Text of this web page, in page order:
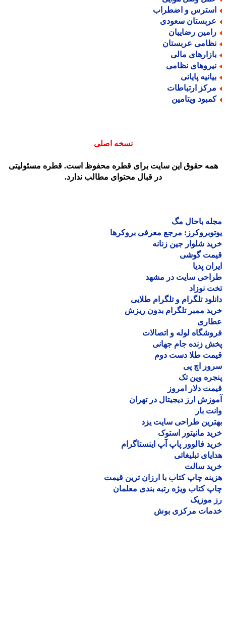
و اضطراب
سعودی
رضاییان
عربستان
مالی
نظامی
پایانی
ارتباطات
ویتامین
نسخه اصلی
حقوق این سایت برای قطره محفوظ است. قطره مسئولیتی
در قبال محتوای مطالب ندارد.
باحال مگ
مرجع معرفی بروکرها
شلوار جین زنانه
گوشی
پدیا
سایت در مشهد
نوزاد
تلگرام و تلگرام طلایی
ممبر تلگرام بدون ریزش
لوله و اتصالات
زنده جام جهانی
طلا دست دوم
اچ پی
وین تک
دلار امروز
ارز دیجیتال در تهران
بار
طراحی سایت یزد
مانیتور استوک
فالوور پاپ آپ اینستاگرام
تبلیغاتی
سالت
چاپ کتاب با ارزان ترین قیمت
کتاب ویژه رتبه بندی معلمان
موزیک
مرکزی بوش